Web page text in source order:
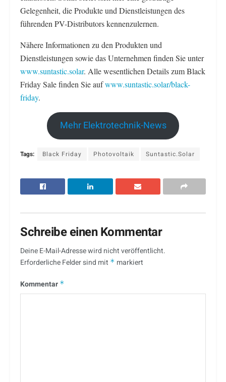
Gelegenheit, die Produkte und Dienstleistungen des
führenden PV-Distributors kennenzulernen.
Nähere Informationen zu den Produkten und
Dienstleistungen sowie das Unternehmen finden Sie unter
www.suntastic.solar. Alle wesentlichen Details zum Black
Friday Sale finden Sie aufwww.suntastic.solar/black-
friday.
Mehr Elektrotechnik-News
Tags: Black Friday Photovoltaik Suntastic.Solar
Schreibe einen Kommentar
Deine E-Mail-Adresse wird nicht veröffentlicht.
Erforderliche Felder sind mit * markiert
Kommentar *